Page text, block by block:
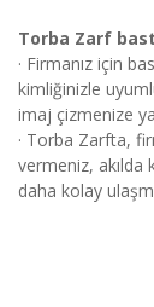
Torba Zarf
· Firmanız için
kimliğinizle
imaj çizmenize
· Torba Zarfta,
vermeniz, akılda
daha kolay